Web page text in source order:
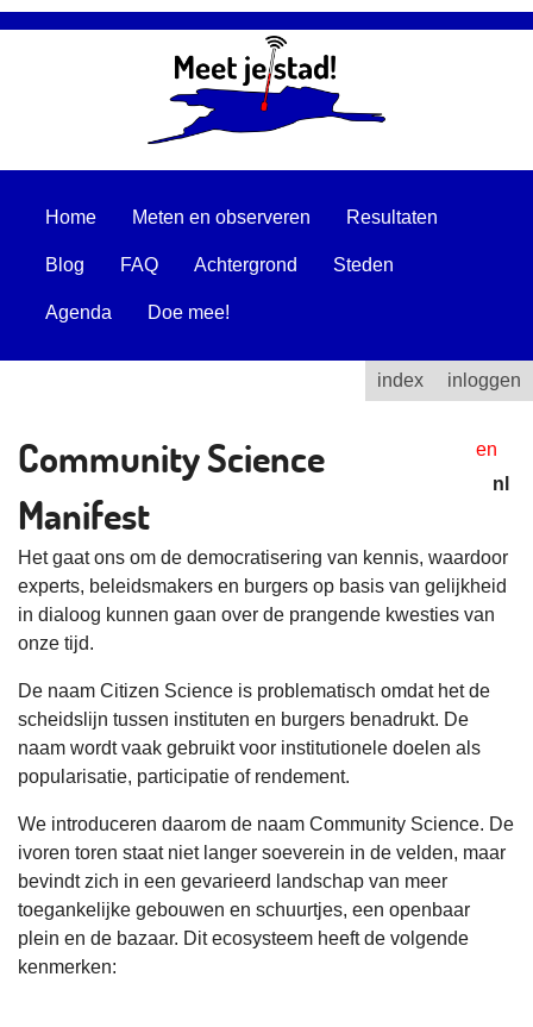
Home Meten en observeren Resultaten
Blog FAQ Achtergrond Steden
Agenda Doe mee!
index inloggen
Community Science
Manifest
en
nl
Het gaat ons om de democratisering van kennis, waardoor
experts, beleidsmakers en burgers op basis van gelijkheid
in dialoog kunnen gaan over de prangende kwesties van
onze tijd.
De naam Citizen Science is problematisch omdat het de
scheidslijn tussen instituten en burgers benadrukt. De
naam wordt vaak gebruikt voor institutionele doelen als
popularisatie, participatie of rendement.
We introduceren daarom de naam Community Science. De
ivoren toren staat niet langer soeverein in de velden, maar
bevindt zich in een gevarieerd landschap van meer
toegankelijke gebouwen en schuurtjes, een openbaar
plein en de bazaar. Dit ecosysteem heeft de volgende
kenmerken: